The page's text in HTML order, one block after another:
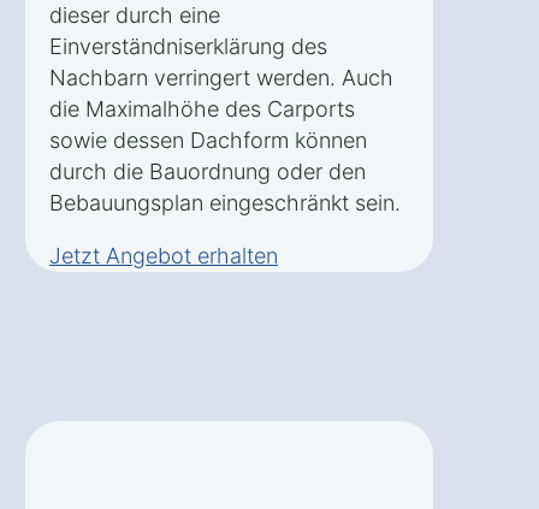
dieser durch eine
Einverständniserklärung des
Nachbarn verringert werden. Auch
die Maximalhöhe des Carports
sowie dessen Dachform können
durch die Bauordnung oder den
Bebauungsplan eingeschränkt sein.
Jetzt Angebot erhalten